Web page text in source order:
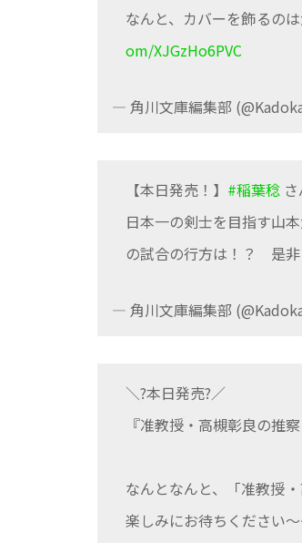
なんと、カバーを飾るの
om/XJGzHo6PVC
— 角川文庫編集部
【本日発売！】 #稲葉稔
日本一の剣士を目指す山
の試合の行方は！？ 是非
— 角川文庫編集部
＼?本日発売?／
『准教授・高槻彰良の推
なんとなんと、「准教授
楽しみにお待ちください